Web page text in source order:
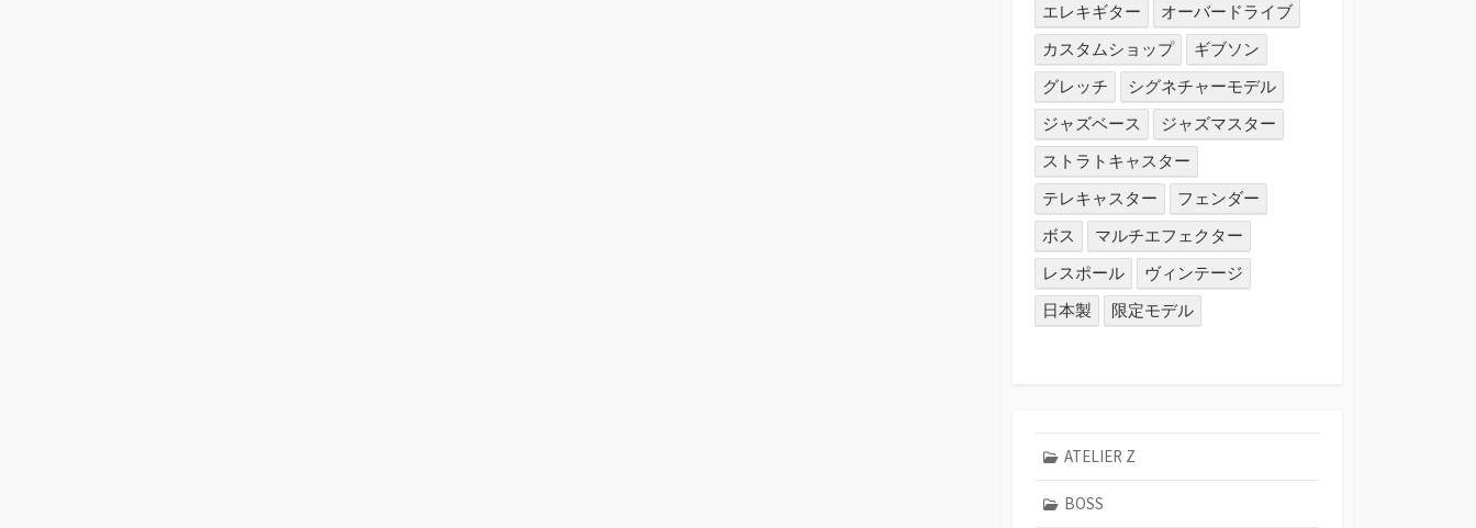
エレキギター
オーバードライブ
カスタムショップ
ギブソン
グレッチ
シグネチャーモデル
ジャズベース
ジャズマスター
ストラトキャスター
テレキャスター
フェンダー
ボス
マルチエフェクター
レスポール
ヴィンテージ
日本製
限定モデル
ATELIER Z
BOSS